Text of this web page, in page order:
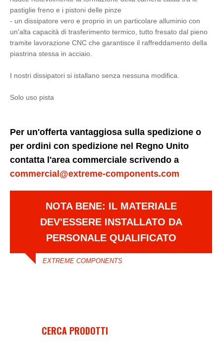
pastiglie freno e i pistoni delle pinze
- un dissipatore vero e proprio in un particolare alluminio con
un'alta capacità di trasferimento termico, tutto fresato dal pieno
tramite lavorazione CNC che garantisce il raffreddamento della
piastrina stessa in acciaio.
I nostri dissipatori si istallano senza nessuna modifica.
Solo uso pista
Per un'offerta vantaggiosa sulla spedizione o
per ordini con spedizione nel Regno Unito
contatta l'area commerciale scrivendo a
commercial@extreme-components.com
NOTA BENE: IL MATERIALE
DEV'ESSERE INSTALLATO DA
PERSONALE QUALIFICATO
EXTREME COMPONENTS
CERCA PRODOTTI